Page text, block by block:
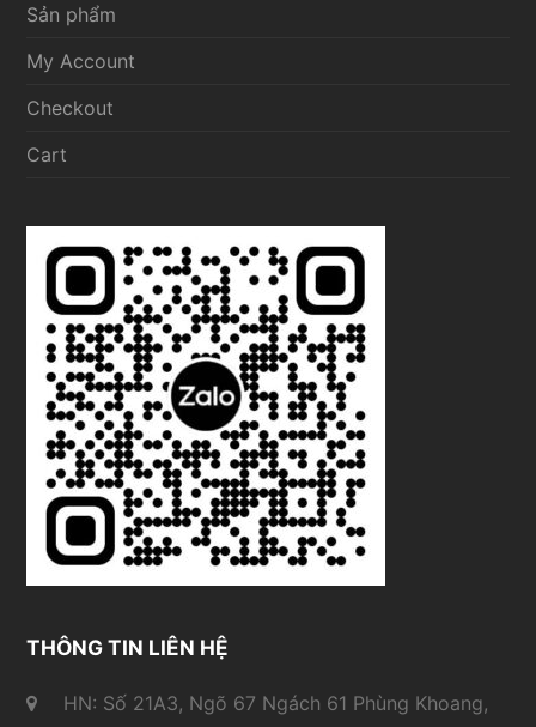
Sản phẩm
My Account
Checkout
Cart
THÔNG TIN LIÊN HỆ
HN: Số 21A3, Ngõ 67 Ngách 61 Phùng Khoang,